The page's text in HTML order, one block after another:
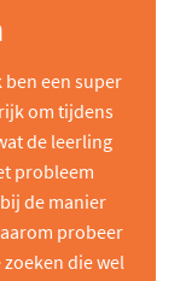
een super
om tijdens
de leerling
probleem
de manier
probeer
die wel